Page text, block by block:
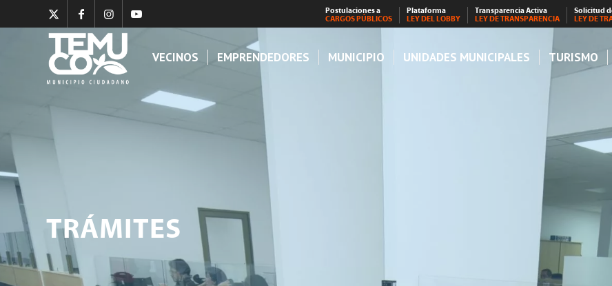
Postulaciones a
CARGOS PÚBLICOS
Plataforma
LEY DEL LOBBY
Transparencia Activa
LEY DE TRANSPARENCIA
Solicitud
LEY DE
VECINOS EMPRENDEDORES MUNICIPIO UNIDADES MUNICIPALES TURISMO
TRÁMITES